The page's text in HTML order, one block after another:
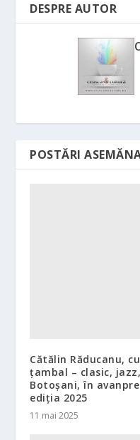
DESPRE AUTOR
POSTĂRI
Cătălin Răducanu,
țambal – clasic,
Botoșani, în
ediția 2025
11 mai 2025